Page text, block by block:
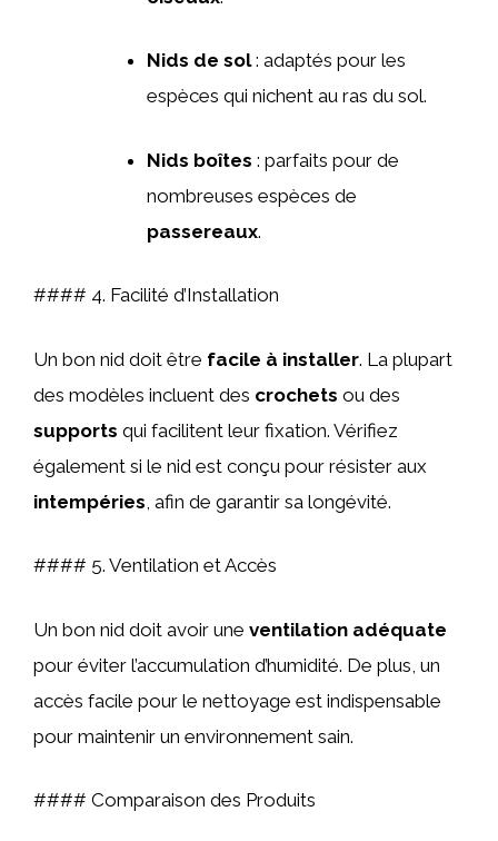
Nids de sol: adaptés pour les
espèces qui nichent au ras du sol.
Nids boîtes : parfaits pour de
nombreuses espèces de
passereaux.
#### 4. Facilité d’Installation
Un bon nid doit être facile à installer. La plupart
des modèles incluent des crochets ou des
supports qui facilitent leur fixation. Vérifiez
également si le nid est conçu pour résister aux
intempéries , afin de garantir sa longévité.
#### 5. Ventilation et Accès
Un bon nid doit avoir une ventilation adéquate
pour éviter l’accumulation d’humidité. De plus, un
accès facile pour le nettoyage est indispensable
pour maintenir un environnement sain.
#### Comparaison des Produits